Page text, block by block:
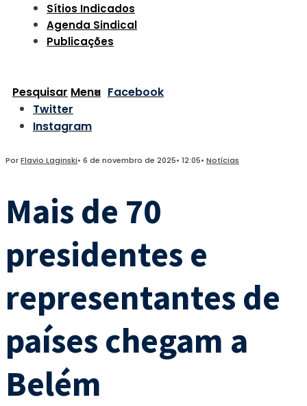
Sítios Indicados
Agenda Sindical
Publicações
Pesquisar Menu Facebook
Twitter
Instagram
PorFlavio Laginski• 6 de novembro de 2025• 12:05• Notícias
Mais de 70
presidentes e
representantes de
países chegam a
Belém